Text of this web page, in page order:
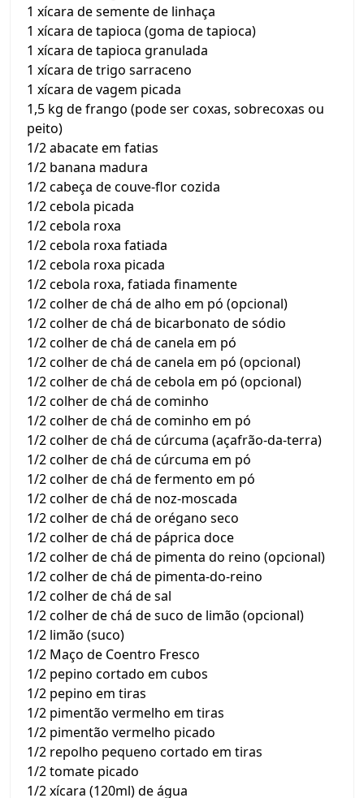
1 xícara de semente de linhaça
1 xícara de tapioca (goma de tapioca)
1 xícara de tapioca granulada
1 xícara de trigo sarraceno
1 xícara de vagem picada
1,5 kg de frango (pode ser coxas, sobrecoxas ou
peito)
1/2 abacate em fatias
1/2 banana madura
1/2 cabeça de couve-flor cozida
1/2 cebola picada
1/2 cebola roxa
1/2 cebola roxa fatiada
1/2 cebola roxa picada
1/2 cebola roxa, fatiada finamente
1/2 colher de chá de alho em pó (opcional)
1/2 colher de chá de bicarbonato de sódio
1/2 colher de chá de canela em pó
1/2 colher de chá de canela em pó (opcional)
1/2 colher de chá de cebola em pó (opcional)
1/2 colher de chá de cominho
1/2 colher de chá de cominho em pó
1/2 colher de chá de cúrcuma (açafrão-da-terra)
1/2 colher de chá de cúrcuma em pó
1/2 colher de chá de fermento em pó
1/2 colher de chá de noz-moscada
1/2 colher de chá de orégano seco
1/2 colher de chá de páprica doce
1/2 colher de chá de pimenta do reino (opcional)
1/2 colher de chá de pimenta-do-reino
1/2 colher de chá de sal
1/2 colher de chá de suco de limão (opcional)
1/2 limão (suco)
1/2 Maço de Coentro Fresco
1/2 pepino cortado em cubos
1/2 pepino em tiras
1/2 pimentão vermelho em tiras
1/2 pimentão vermelho picado
1/2 repolho pequeno cortado em tiras
1/2 tomate picado
1/2 xícara (120ml) de água